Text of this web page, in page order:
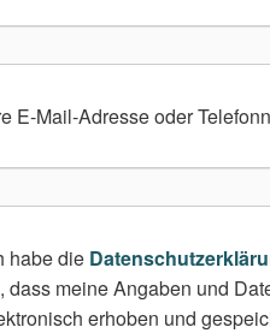
E-Mail-Adresse oder
habe die
dass meine Angaben und
erhoben und